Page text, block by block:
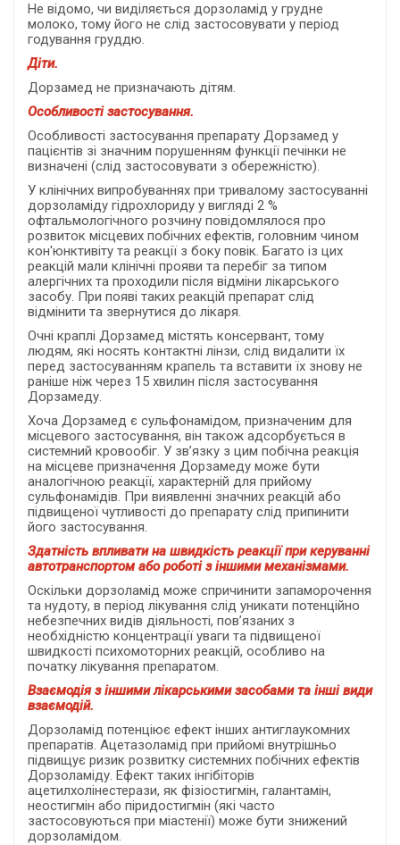
Не відомо, чи виділяється дорзоламід у грудне
молоко, тому його не слід застосовувати у період
годування груддю.
Діти.
Дорзамед не призначають дітям.
Особливості застосування.
Особливості застосування препарату Дорзамед у
пацієнтів зі значним порушенням функції печінки не
визначені (слід застосовувати з обережністю).
У клінічних випробуваннях при тривалому застосуванні
дорзоламіду гідрохлориду у вигляді 2 %
офтальмологічного розчину повідомлялося про
розвиток місцевих побічних ефектів, головним чином
кон'юнктивіту та реакції з боку повік. Багато із цих
реакцій мали клінічні прояви та перебіг за типом
алергічних та проходили після відміни лікарського
засобу. При появі таких реакцій препарат слід
відмінити та звернутися до лікаря.
Очні краплі Дорзамед містять консервант, тому
людям, які носять контактні лінзи, слід видалити їх
перед застосуванням крапель та вставити їх знову не
раніше ніж через 15 хвилин після застосування
Дорзамеду.
Хоча Дорзамед є сульфонамідом, призначеним для
місцевого застосування, він також адсорбується в
системний кровообіг. У зв’язку з цим побічна реакція
на місцеве призначення Дорзамеду може бути
аналогічною реакції, характерній для прийому
сульфонамідів. При виявленні значних реакцій або
підвищеної чутливості до препарату слід припинити
його застосування.
Здатність впливати на швидкість реакції при керуванні
автотранспортом або роботі з іншими механізмами.
Оскільки дорзоламід може спричинити запаморочення
та нудоту, в період лікування слід уникати потенційно
небезпечних видів діяльності, пов’язаних з
необхідністю концентрації уваги та підвищеної
швидкості психомоторних реакцій, особливо на
початку лікування препаратом.
Взаємодія з іншими лікарськими засобами та інші види
взаємодій.
Дорзоламід потенціює ефект інших антиглаукомних
препаратів. Ацетазоламід при прийомі внутрішньо
підвищує ризик розвитку системних побічних ефектів
Дорзоламіду. Ефект таких інгібіторів
ацетилхолінестерази, як фізіостигмін, галантамін,
неостигмін або піридостигмін (які часто
застосовуються при міастенії) може бути знижений
дорзоламідом.